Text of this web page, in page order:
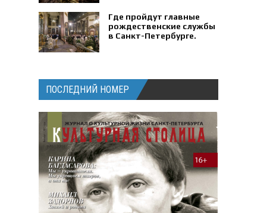
Где пройдут главные
рождественские службы
в Санкт-Петербурге.
ПОСЛЕДНИЙ НОМЕР